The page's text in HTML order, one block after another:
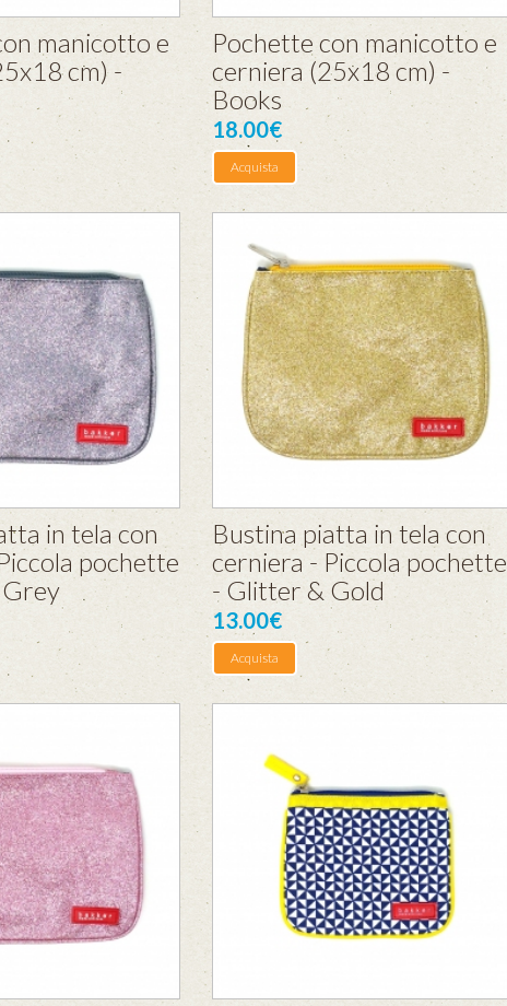
manicotto e
cm) -
Pochette con manicotto e
cerniera (25x18 cm) -
Books
18.00€
Acquista
in tela con
pochette
Bustina piatta in tela con
cerniera - Piccola pochette
- Glitter & Gold
13.00€
Acquista